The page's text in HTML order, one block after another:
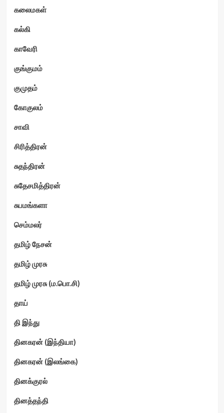
கலைமகள்
கல்கி
காவேரி
குங்குமம்
குமுதம்
கோகுலம்
சாவி
சிரித்திரன்
சுதந்திரன்
சுதேசமித்திரன்
சுபமங்களா
செம்மலர்
தமிழ் நேசன்
தமிழ் முரசு
தமிழ் முரசு (ம.பொ.சி)
தாய்
தி இந்து
தினகரன் (இந்தியா)
தினகரன் (இலங்கை)
தினக்குரல்
தினத்தந்தி